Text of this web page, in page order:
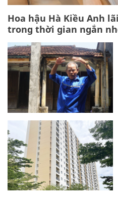
Hoa hậu Hà Kiều Anh
trong thời gian ngắn